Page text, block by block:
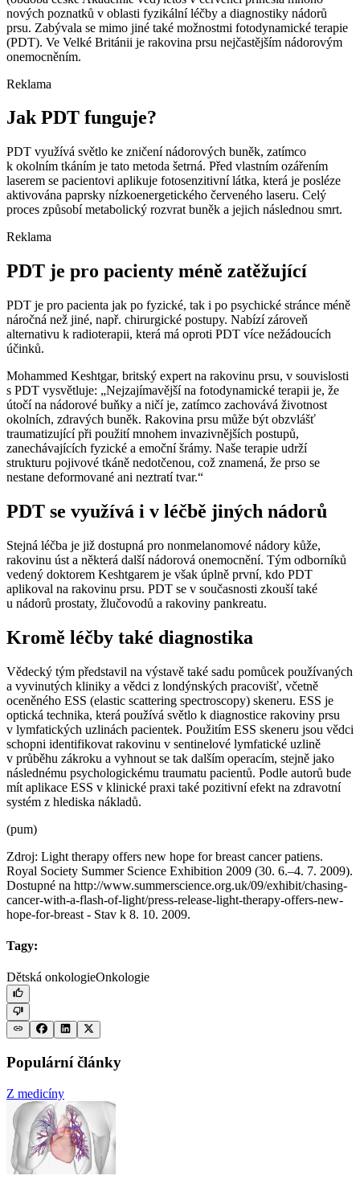
nových poznatků v oblasti fyzikální léčby a diagnostiky nádorů
prsu. Zabývala se mimo jiné také možnostmi fotodynamické terapie
(PDT). Ve Velké Británii je rakovina prsu nejčastějším nádorovým
onemocněním.
Reklama
Jak PDT funguje?
PDT využívá světlo ke zničení nádorových buněk, zatímco
k okolním tkáním je tato metoda šetrná. Před vlastním ozářením
laserem se pacientovi aplikuje fotosenzitivní látka, která je posléze
aktivována paprsky nízkoenergetického červeného laseru. Celý
proces způsobí metabolický rozvrat buněk a jejich následnou smrt.
Reklama
PDT je pro pacienty méně zatěžující
PDT je pro pacienta jak po fyzické, tak i po psychické stránce méně
náročná než jiné, např. chirurgické postupy. Nabízí zároveň
alternativu k radioterapii, která má oproti PDT více nežádoucích
účinků.
Mohammed Keshtgar, britský expert na rakovinu prsu, v souvislosti
s PDT vysvětluje: „Nejzajímavější na fotodynamické terapii je, že
útočí na nádorové buňky a ničí je, zatímco zachovává životnost
okolních, zdravých buněk. Rakovina prsu může být obzvlášť
traumatizující při použití mnohem invazivnějších postupů,
zanechávajících fyzické a emoční šrámy. Naše terapie udrží
strukturu pojivové tkáně nedotčenou, což znamená, že prso se
nestane deformované ani neztratí tvar.“
PDT se využívá i v léčbě jiných nádorů
Stejná léčba je již dostupná pro nonmelanomové nádory kůže,
rakovinu úst a některá další nádorová onemocnění. Tým odborníků
vedený doktorem Keshtgarem je však úplně první, kdo PDT
aplikoval na rakovinu prsu. PDT se v současnosti zkouší také
u nádorů prostaty, žlučovodů a rakoviny pankreatu.
Kromě léčby také diagnostika
Vědecký tým představil na výstavě také sadu pomůcek používaných
a vyvinutých kliniky a vědci z londýnských pracovišť, včetně
oceněného ESS (elastic scattering spectroscopy) skeneru. ESS je
optická technika, která používá světlo k diagnostice rakoviny prsu
v lymfatických uzlinách pacientek. Použitím ESS skeneru jsou vědci
schopni identifikovat rakovinu v sentinelové lymfatické uzlině
v průběhu zákroku a vyhnout se tak dalším operacím, stejně jako
následnému psychologickému traumatu pacientů. Podle autorů bude
mít aplikace ESS v klinické praxi také pozitivní efekt na zdravotní
systém z hlediska nákladů.
(pum)
Zdroj: Light therapy offers new hope for breast cancer patiens.
Royal Society Summer Science Exhibition 2009 (30. 6.–4. 7. 2009).
Dostupné na http://www.summerscience.org.uk/09/exhibit/chasing-
cancer-with-a-flash-of-light/press-release-light-therapy-offers-new-
hope-for-breast -⁠ Stav k 8. 10. 2009.
Tagy:
Dětská onkologieOnkologie
Populární články
Z medicíny